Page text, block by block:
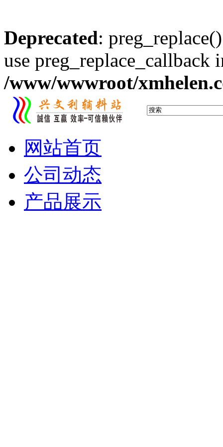
Deprecated:
use preg_replace_callback
/www/wwwroot/
网站首页
公司动态
产品展示